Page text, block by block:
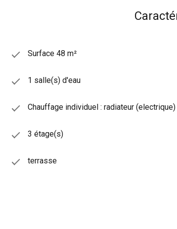
Surface 48 m²
1 salle(s) d'eau
Chauffage individuel : radiateur (electrique)
3 étage(s)
terrasse